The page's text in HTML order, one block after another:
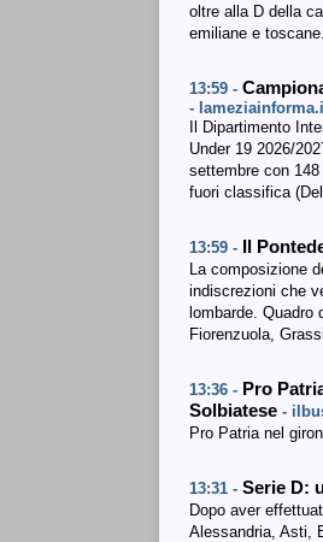
oltre alla D della
emiliane e
13:59 -
-
Il Dipartimento
Under 19 2026/
settembre con
fuori classifica
13:59 - Il
La composizione
indiscrezioni che
lombarde.
Fiorenzuola,
13:36 - Pro
Solbiatese -
Pro Patria nel
13:31 - Serie D:
Dopo aver
Alessandria, Asti,